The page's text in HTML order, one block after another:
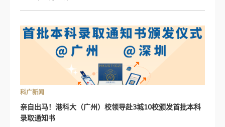
科广新闻
亲自出马！港科大（广州）校领导赴3城10校颁发首批本科
录取通知书